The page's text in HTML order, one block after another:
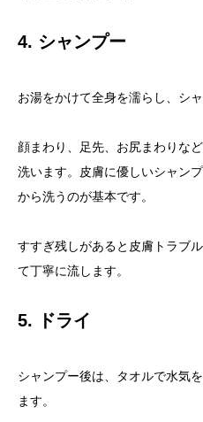
4. シャンプー
お湯をかけて全身を濡らし、シ
顔まわり、足先、お尻まわりな
洗います。皮膚に優しいシャン
から洗うのが基本です。
すすぎ残しがあると皮膚トラブ
て丁寧に流します。
5. ドライ
シャンプー後は、タオルで水気
ます。